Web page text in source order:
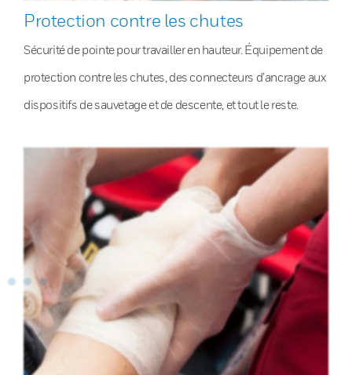
Protection contre les chutes
Sécurité de pointe pour travailler en hauteur. Équipement de
protection contre les chutes, des connecteurs d’ancrage aux
dispositifs de sauvetage et de descente, et tout le reste.